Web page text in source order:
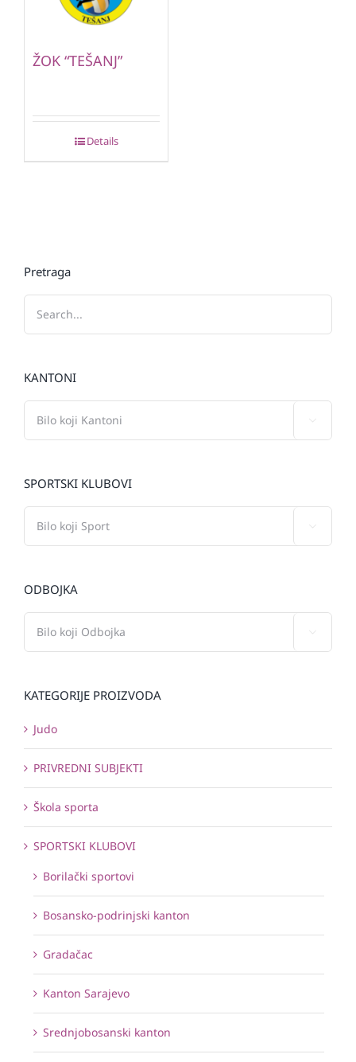
ŽOK “TEŠANJ”
Details
Pretraga
KANTONI
SPORTSKI KLUBOVI
ODBOJKA
KATEGORIJE PROIZVODA
Judo
PRIVREDNI SUBJEKTI
Škola sporta
SPORTSKI KLUBOVI
Borilački sportovi
Bosansko-podrinjski kanton
Gradačac
Kanton Sarajevo
Srednjobosanski kanton